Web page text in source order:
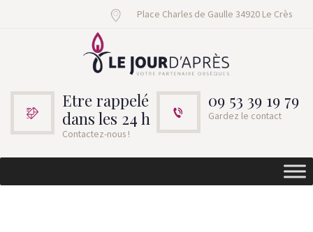
Place Charles de Gaulle 34920 Le Crès
Etre rappelé
dans les 24 h
Contactez-nous !
09 53 39 19 79
Gardez le contact